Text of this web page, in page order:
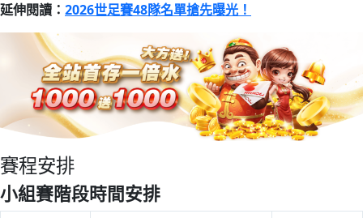
延伸閱讀： 2026世足賽48隊名單搶先曝光！
賽程安排
小組賽階段時間安排